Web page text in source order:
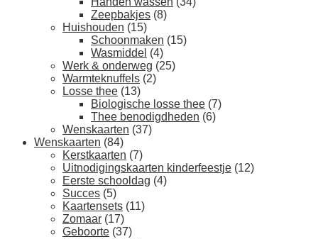
Zeepbakjes (8)
Huishouden (15)
Schoonmaken (15)
Wasmiddel (4)
Werk & onderweg (25)
Warmteknuffels (2)
Losse thee (13)
Biologische losse thee (7)
Thee benodigdheden (6)
Wenskaarten (37)
Wenskaarten (84)
Kerstkaarten (7)
Uitnodigingskaarten kinderfeestje (12)
Eerste schooldag (4)
Succes (5)
Kaartensets (11)
Zomaar (17)
Geboorte (37)